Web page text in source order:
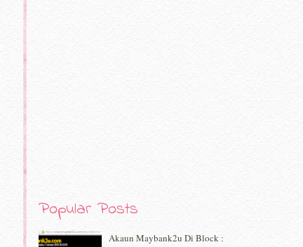
Popular Posts
Akaun Maybank2u Di Block :